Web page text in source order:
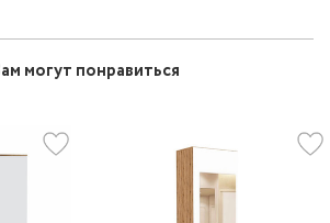
могут понравиться